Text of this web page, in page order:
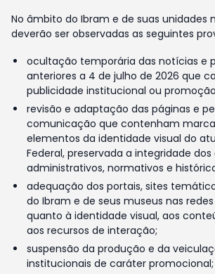
No âmbito do Ibram e de suas unidades
deverão ser observadas as seguintes
ocultação temporária das notícias e
anteriores a 4 de julho de 2026 que
publicidade institucional ou
revisão e adaptação das páginas e
comunicação que contenham
elementos da identidade visual do
Federal, preservada a integridade
administrativos, normativos e
adequação dos portais, sites
do Ibram e de seus museus nas
quanto à identidade visual, aos
aos recursos de interação;
suspensão da produção e da
institucionais de caráter promocional;